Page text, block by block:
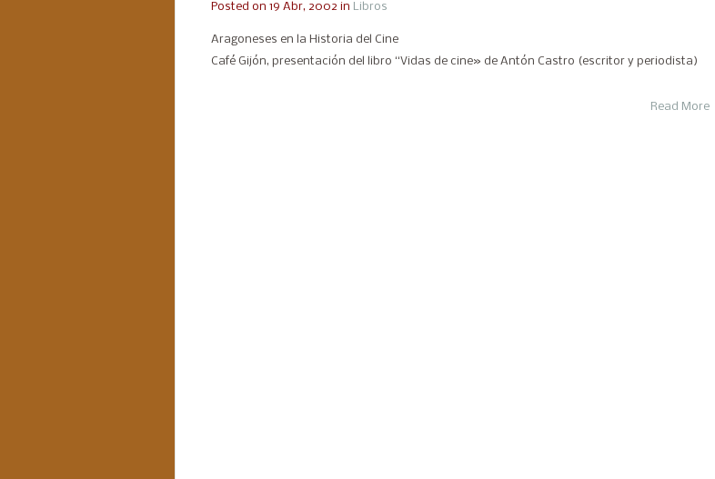
Posted on 19 Abr, 2002 in Libros
Aragoneses en la Historia del Cine
Café Gijón, presentación del libro “Vidas de cine» de Antón Castro (escritor y periodista)
Read More